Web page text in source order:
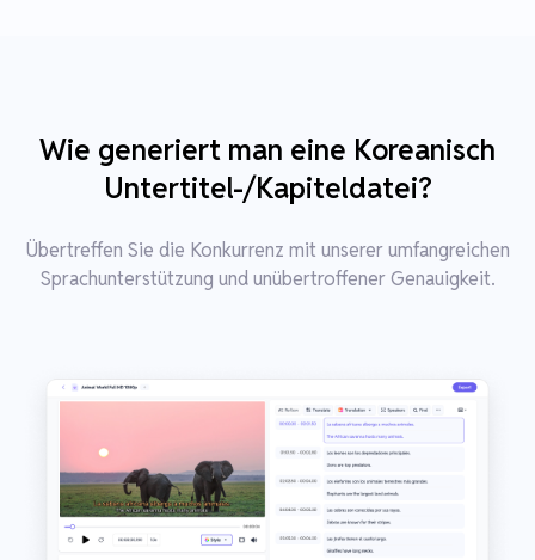
Wie generiert man eine Koreanisch
Untertitel-/Kapiteldatei?
Übertreffen Sie die Konkurrenz mit unserer umfangreichen
Sprachunterstützung und unübertroffener Genauigkeit.